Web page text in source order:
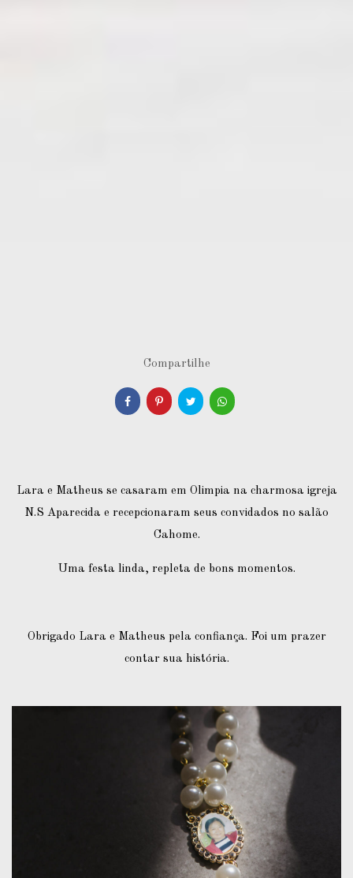
Compartilhe
Lara e Matheus se casaram em Olimpia na charmosa igreja
N.S Aparecida e recepcionaram seus convidados no salão
Cahome.
Uma festa linda, repleta de bons momentos.
Obrigado Lara e Matheus pela confiança. Foi um prazer
contar sua história.